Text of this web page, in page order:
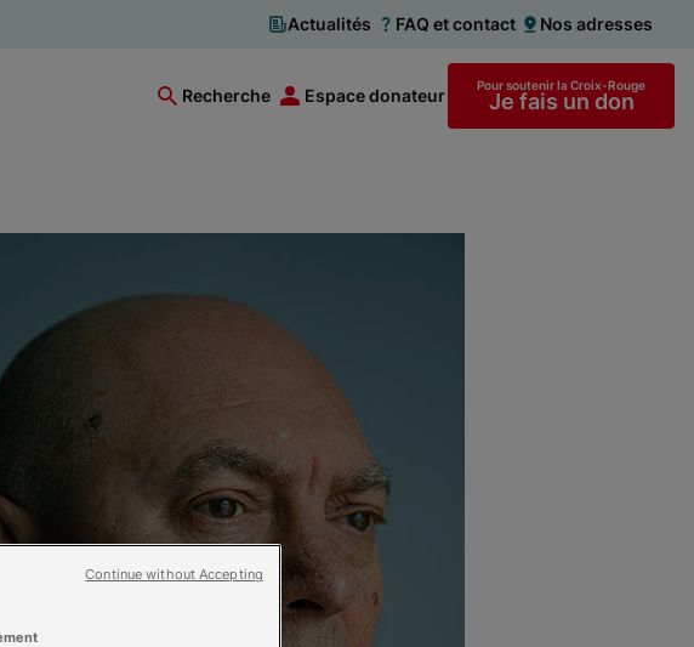
Actualités FAQ et contact Nos adresses
Recherche Espace donateur Pour soutenir la Croix-Rouge
Je fais un don
Continue without Accepting